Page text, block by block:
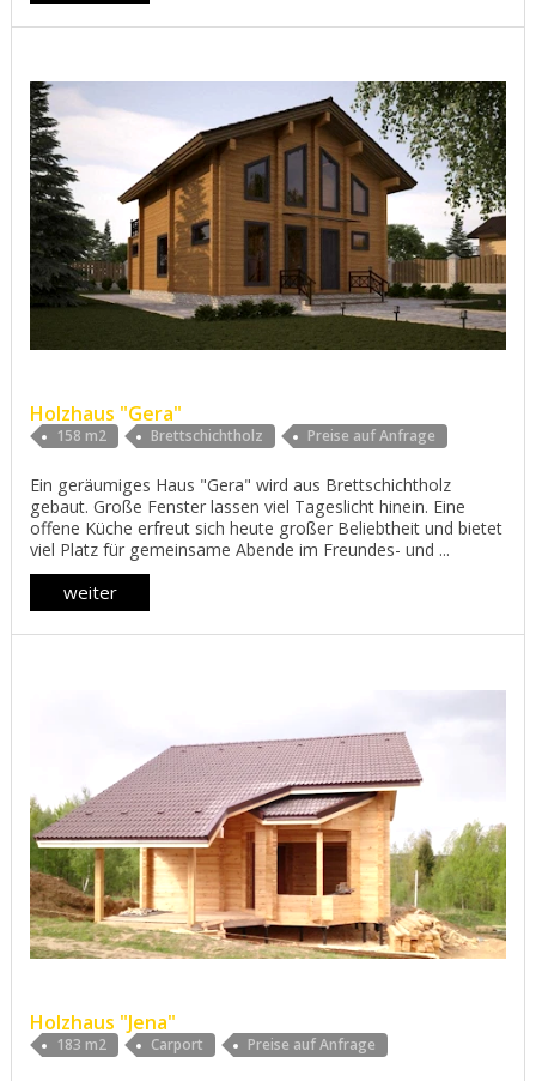
Holzhaus "Gera"
158 m2 Brettschichtholz Preise auf Anfrage
Ein geräumiges Haus "Gera" wird aus Brettschichtholz
gebaut. Große Fenster lassen viel Tageslicht hinein. Eine
offene Küche erfreut sich heute großer Beliebtheit und bietet
viel Platz für gemeinsame Abende im Freundes- und ...
weiter
Holzhaus "Jena"
183 m2 Carport Preise auf Anfrage